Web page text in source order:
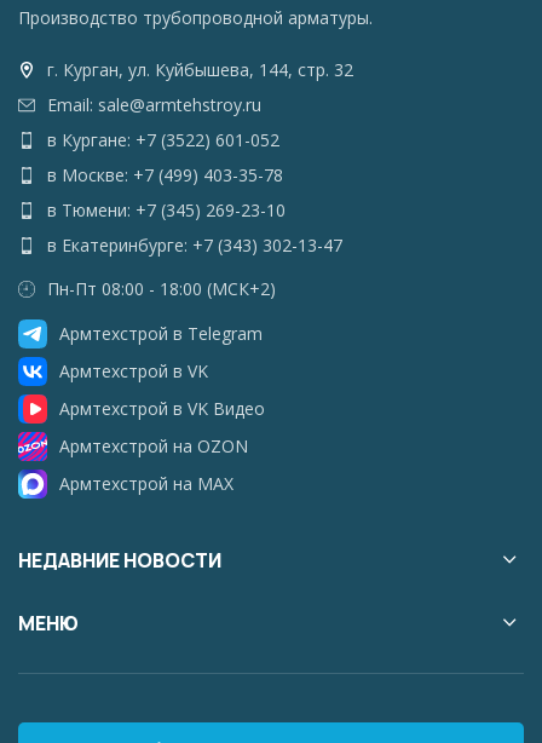
Производство трубопроводной арматуры.
г. Курган, ул. Куйбышева, 144, стр. 32
Email: sale@armtehstroy.ru
в Кургане: +7 (3522) 601-052
в Москве: +7 (499) 403-35-78
в Тюмени: +7 (345) 269-23-10
в Екатеринбурге: +7 (343) 302-13-47
Пн-Пт 08:00 - 18:00 (МСК+2)
Армтехстрой в Telegram
Армтехстрой в VK
Армтехстрой в VK Видео
Армтехстрой на OZON
Армтехстрой на MAX
НЕДАВНИЕ НОВОСТИ
МЕНЮ